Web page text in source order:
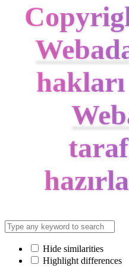
hakları
Hide similarities
Highlight differences